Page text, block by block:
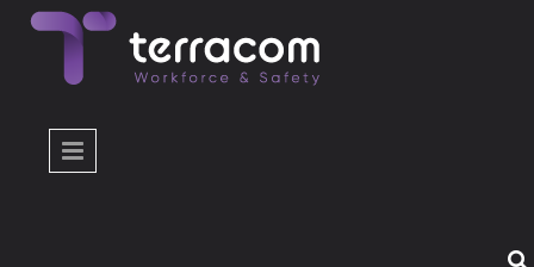
Παράκαμψη προς το κυρίως περιεχόμενο